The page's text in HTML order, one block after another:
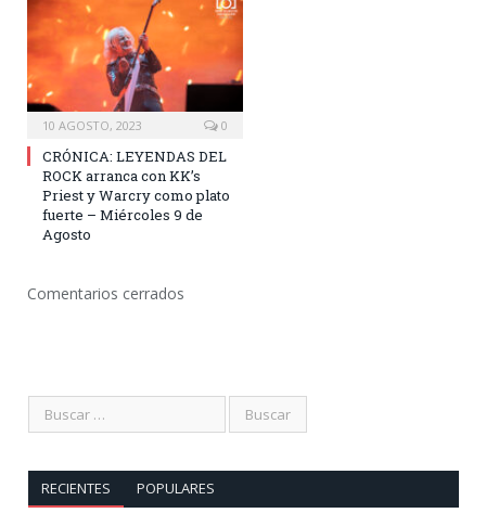
10 AGOSTO, 2023 0
CRÓNICA: LEYENDAS DEL
ROCK arranca con KK’s
Priest y Warcry como plato
fuerte – Miércoles 9 de
Agosto
Comentarios cerrados
RECIENTES POPULARES